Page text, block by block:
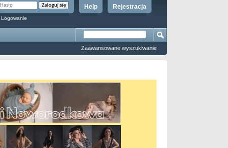
Rejestracja
Help
Zaawansowane wyszukiwanie